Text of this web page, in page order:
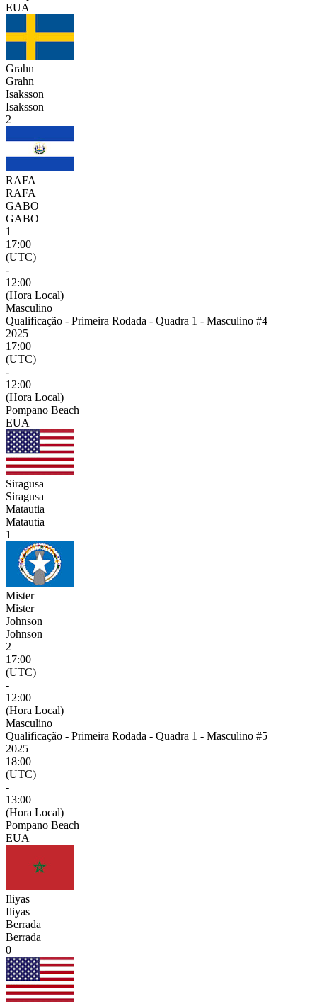
EUA
Grahn
Grahn
Isaksson
Isaksson
2
RAFA
RAFA
GABO
GABO
1
17:00
(UTC)
-
12:00
(Hora Local)
Masculino
Qualificação - Primeira Rodada - Quadra 1 - Masculino #4
2025
17:00
(UTC)
-
12:00
(Hora Local)
Pompano Beach
EUA
Siragusa
Siragusa
Matautia
Matautia
1
Mister
Mister
Johnson
Johnson
2
17:00
(UTC)
-
12:00
(Hora Local)
Masculino
Qualificação - Primeira Rodada - Quadra 1 - Masculino #5
2025
18:00
(UTC)
-
13:00
(Hora Local)
Pompano Beach
EUA
Iliyas
Iliyas
Berrada
Berrada
0